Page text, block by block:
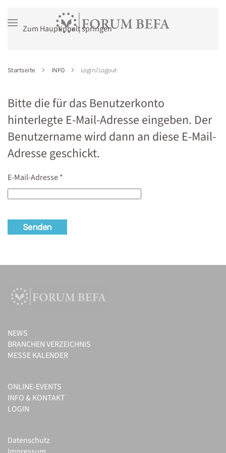
Zum Hauptinhalt springen
Startseite INFO Login/Logout
Bitte die für das Benutzerkonto
hinterlegte E-Mail-Adresse eingeben. Der
Benutzername wird dann an diese E-Mail-
Adresse geschickt.
E-Mail-Adresse*
Senden
NEWS
BRANCHEN VERZEICHNIS
MESSE KALENDER
ONLINE-EVENTS
INFO & KONTAKT
LOGIN
Datenschutz